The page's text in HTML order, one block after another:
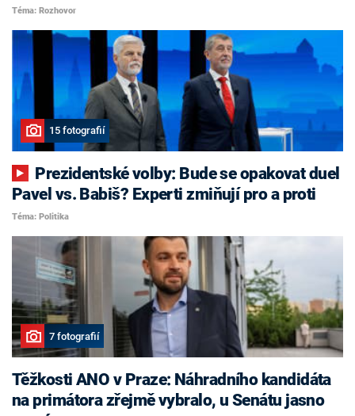
Téma: Rozhovor
15 fotografií
Pavel vs. Babiš? Experti zmiňují pro a proti
Téma: Politika
7 fotografií
Těžkosti ANO v Praze: Náhradního kandidáta
na primátora zřejmě vybralo, u Senátu jasno